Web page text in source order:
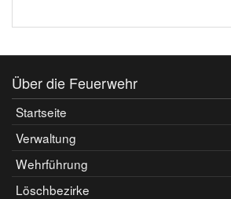
Über die Feuerwehr
Startseite
Verwaltung
Wehrführung
Löschbezirke